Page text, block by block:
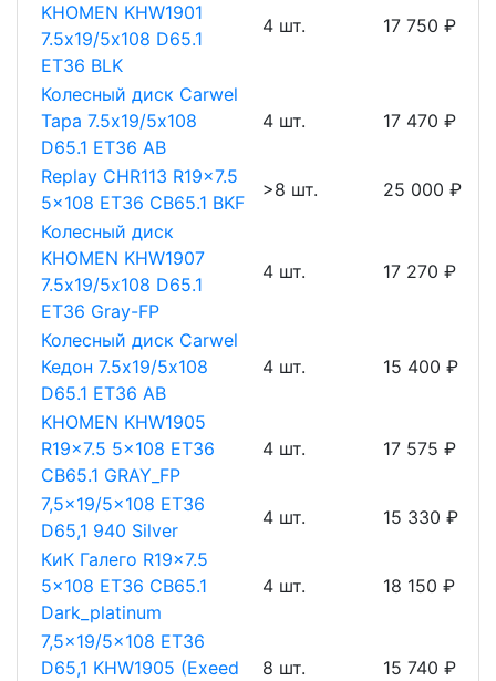
KHOMEN KHW1901
7.5х19/5х108 D65.1
ET36 BLK
4 шт. 17 750 ₽
Колесный диск Carwel
Тара 7.5х19/5х108
D65.1 ET36 AB
4 шт. 17 470 ₽
Replay CHR113 R19x7.5
5x108 ET36 CB65.1 BKF
>8 шт.
25 000 ₽
Колесный диск
KHOMEN KHW1907
7.5х19/5х108 D65.1
ET36 Gray-FP
4 шт. 17 270 ₽
Колесный диск Carwel
Кедон 7.5х19/5х108
D65.1 ET36 AB
4 шт. 15 400 ₽
KHOMEN KHW1905
R19x7.5 5x108 ET36
CB65.1 GRAY_FP
4 шт. 17 575 ₽
7,5x19/5x108 ET36
D65,1 940 Silver
4 шт.
15 330 ₽
КиК Галего R19x7.5
5x108 ET36 CB65.1
Dark_platinum
4 шт. 18 150 ₽
7,5x19/5x108 ET36
D65,1 KHW1905 (Exeed
8 шт. 15 740 ₽